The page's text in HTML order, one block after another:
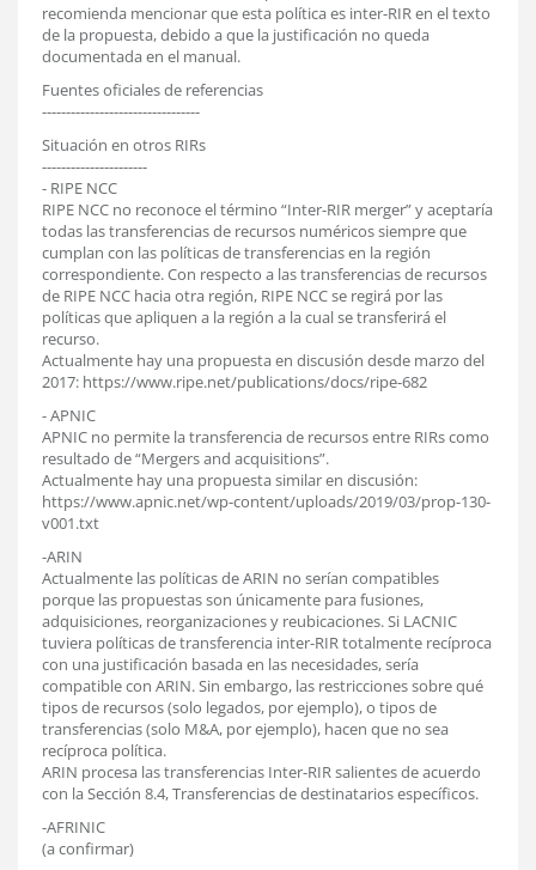
recomienda mencionar que esta política es inter-RIR en el texto
de la propuesta, debido a que la justificación no queda
documentada en el manual.
Fuentes oficiales de referencias
---------------------------------
Situación en otros RIRs
----------------------
- RIPE NCC
RIPE NCC no reconoce el término “Inter-RIR merger” y aceptaría
todas las transferencias de recursos numéricos siempre que
cumplan con las políticas de transferencias en la región
correspondiente. Con respecto a las transferencias de recursos
de RIPE NCC hacia otra región, RIPE NCC se regirá por las
políticas que apliquen a la región a la cual se transferirá el
recurso.
Actualmente hay una propuesta en discusión desde marzo del
2017: https://www.ripe.net/publications/docs/ripe-682
- APNIC
APNIC no permite la transferencia de recursos entre RIRs como
resultado de “Mergers and acquisitions”.
Actualmente hay una propuesta similar en discusión:
https://www.apnic.net/wp-content/uploads/2019/03/prop-130-
v001.txt
-ARIN
Actualmente las políticas de ARIN no serían compatibles
porque las propuestas son únicamente para fusiones,
adquisiciones, reorganizaciones y reubicaciones. Si LACNIC
tuviera políticas de transferencia inter-RIR totalmente recíproca
con una justificación basada en las necesidades, sería
compatible con ARIN. Sin embargo, las restricciones sobre qué
tipos de recursos (solo legados, por ejemplo), o tipos de
transferencias (solo M&A, por ejemplo), hacen que no sea
recíproca política.
ARIN procesa las transferencias Inter-RIR salientes de acuerdo
con la Sección 8.4, Transferencias de destinatarios específicos.
-AFRINIC
(a confirmar)